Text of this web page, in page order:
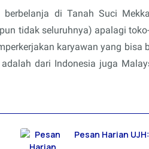
berbelanja di Tanah Suci
tidak seluruhnya) apalagi
karyawan yang bisa
dari Indonesia juga
Pesan Harian